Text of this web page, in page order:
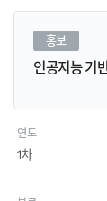
홍보
인공지능 기
연도
1차